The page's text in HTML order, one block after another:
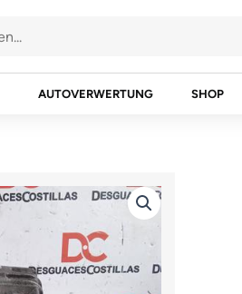
AUTOVERWERTUNG SHOP